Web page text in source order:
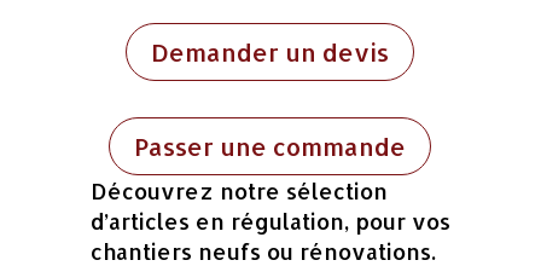
Demander un devis
Passer une commande
Découvrez notre sélection
d’articles en régulation, pour vos
chantiers neufs ou rénovations.